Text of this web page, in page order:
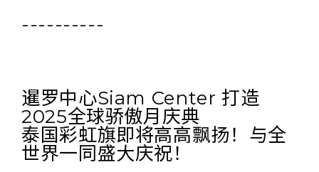
----------
暹罗中心Siam Center 打造
2025全球骄傲月庆典
泰国彩虹旗即将高高飘扬！与全
世界一同盛大庆祝！